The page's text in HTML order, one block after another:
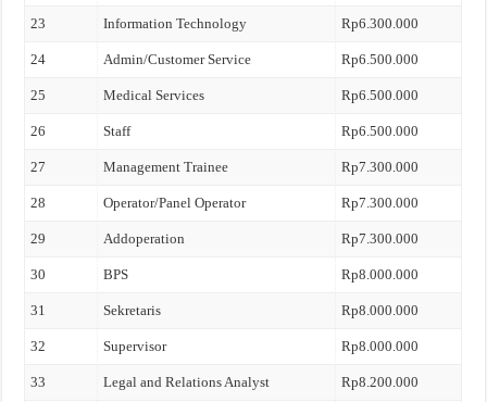
23 Information Technology Rp6.300.000
24 Admin/Customer Service Rp6.500.000
25 Medical Services Rp6.500.000
26 Staff Rp6.500.000
27 Management Trainee Rp7.300.000
28 Operator/Panel Operator Rp7.300.000
29 Addoperation Rp7.300.000
30 BPS Rp8.000.000
31 Sekretaris Rp8.000.000
32 Supervisor Rp8.000.000
33 Legal and Relations Analyst Rp8.200.000